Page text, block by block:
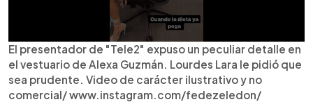
El presentador de "Tele2" expuso un peculiar detalle en
el vestuario de Alexa Guzmán. Lourdes Lara le pidió que
sea prudente. Video de carácter ilustrativo y no
comercial/ www.instagram.com/fedezeledon/